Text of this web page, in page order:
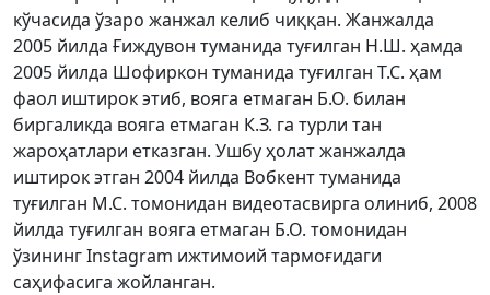
кўчасида ўзаро жанжал келиб чиққан. Жанжалда
2005 йилда Ғиждувон туманида туғилган Н.Ш. ҳамда
2005 йилда Шофиркон туманида туғилган Т.С. ҳам
фаол иштирок этиб, вояга етмаган Б.О. билан
биргаликда вояга етмаган К.З. га турли тан
жароҳатлари етказган. Ушбу ҳолат жанжалда
иштирок этган 2004 йилда Вобкент туманида
туғилган М.С. томонидан видеотасвирга олиниб, 2008
йилда туғилган вояга етмаган Б.О. томонидан
ўзининг Instagram ижтимоий тармоғидаги
саҳифасига жойланган.